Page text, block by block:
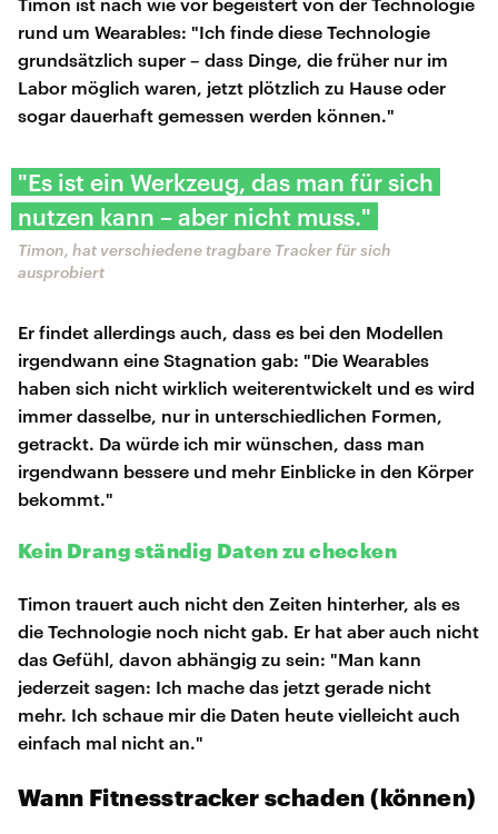
rund um Wearables: "Ich finde diese Technologie
grundsätzlich super – dass Dinge, die früher nur im
Labor möglich waren, jetzt plötzlich zu Hause oder
sogar dauerhaft gemessen werden können."
"Es ist ein Werkzeug, das man für sich
nutzen kann – aber nicht muss."
Timon, hat verschiedene tragbare Tracker für sich
ausprobiert
Er findet allerdings auch, dass es bei den Modellen
irgendwann eine Stagnation gab: "Die Wearables
haben sich nicht wirklich weiterentwickelt und es wird
immer dasselbe, nur in unterschiedlichen Formen,
getrackt. Da würde ich mir wünschen, dass man
irgendwann bessere und mehr Einblicke in den Körper
bekommt."
Kein Drang ständig Daten zu checken
Timon trauert auch nicht den Zeiten hinterher, als es
die Technologie noch nicht gab. Er hat aber auch nicht
das Gefühl, davon abhängig zu sein: "Man kann
jederzeit sagen: Ich mache das jetzt gerade nicht
mehr. Ich schaue mir die Daten heute vielleicht auch
einfach mal nicht an."
Wann Fitnesstracker schaden (können)